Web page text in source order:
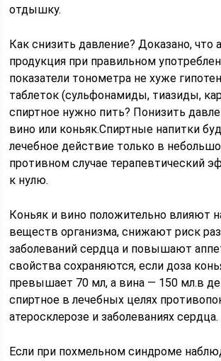
отдышку.
Как снизить давление? Доказано, что
продукция при правильном
показатели тонометра не хуже
таблеток (сульфонамиды, тиазиды,
спиртное нужно пить? Понизить
вино или коньяк.Спиртные напитки
лечебное действие только в
противном случае терапевтический
к нулю.
Коньяк и вино положительно влияют
веществ организма, снижают риск
заболеваний сердца и повышают
свойства сохраняются, если доза
превышает 70 мл, а вина — 150 мл.в
спиртное в лечебных целях
атеросклерозе и заболеваниях сердца.
Если при похмельном синдроме